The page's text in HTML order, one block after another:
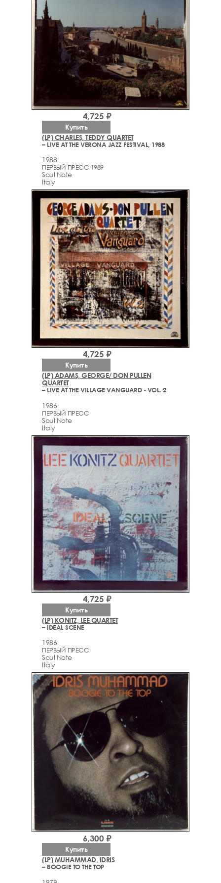
(LP) CHARLES, TEDDY QUARTET
– LIVE AT THE VERONA JAZZ FESTIVAL, 1988
1988
ПЕРВЫЙ ПРЕСС 1989
Soul Note
Italy
4,725 ₽
Купить
(LP) ADAMS, GEORGE/ DON PULLEN
QUARTET
– LIVE AT THE VILLAGE VANGUARD - VOL. 2
1986
ПЕРВЫЙ ПРЕСС
Soul Note
Italy
4,725 ₽
Купить
(LP) KONITZ, LEE QUARTET
– IDEAL SCENE
1986
ПЕРВЫЙ ПРЕСС
Soul Note
Italy
4,725 ₽
Купить
(LP) MUHAMMAD, IDRIS
– BOOGIE TO THE TOP
6,300 ₽
Купить